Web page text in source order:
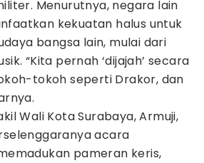
Menurutnya, negara lain
kekuatan halus untuk
bangsa lain, mulai dari
“Kita pernah ‘dijajah’ secara
tokoh seperti Drakor, dan
Wali Kota Surabaya, Armuji,
acara
pameran keris,